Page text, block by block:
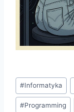
Tagi
wpisu:
#Informatyka
#Programming